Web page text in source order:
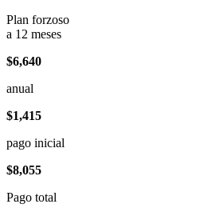
Plan forzoso
a 12 meses
$6,640
anual
$1,415
pago inicial
$8,055
Pago total